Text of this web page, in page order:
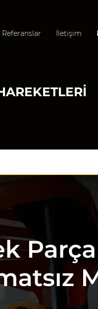
Referanslar İletişim